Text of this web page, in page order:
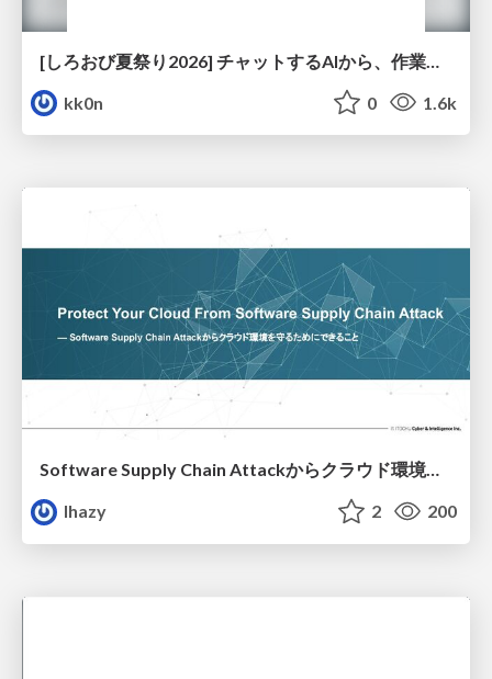
kk0n
0 1.6k
Software Supply Chain Attackからクラウド環境を守るためにできること
lhazy
2 200